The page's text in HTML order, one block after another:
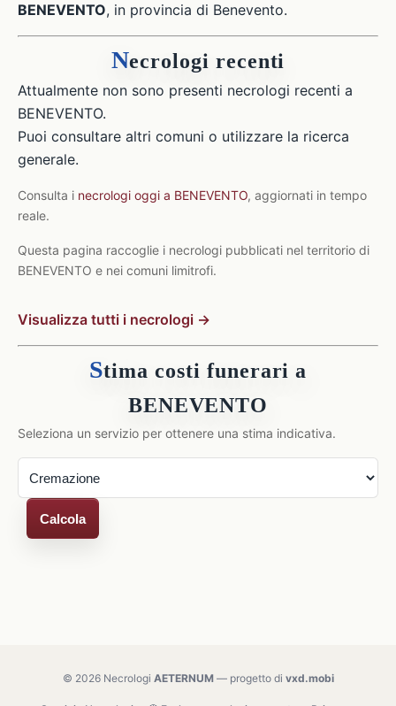
BENEVENTO, in provincia di Benevento.
Necrologi recenti
Attualmente non sono presenti necrologi recenti a
BENEVENTO.
Puoi consultare altri comuni o utilizzare la ricerca
generale.
Consulta i necrologi oggi a BENEVENTO, aggiornati in tempo
reale.
Questa pagina raccoglie i necrologi pubblicati nel territorio di
BENEVENTO e nei comuni limitrofi.
Visualizza tutti i necrologi →
Stima costi funerari a
BENEVENTO
Seleziona un servizio per ottenere una stima indicativa.
Calcola
© 2026 Necrologi AETERNUM— progetto di vxd.mobi